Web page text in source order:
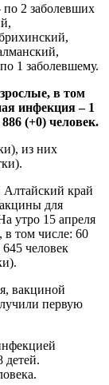
2 заболевших
1 заболевшему.
в том
инфекция – 1
(+0) человек.
из них
край
для
утро 15 апреля
в том числе: 60
человек
вакциной
первую
детей.